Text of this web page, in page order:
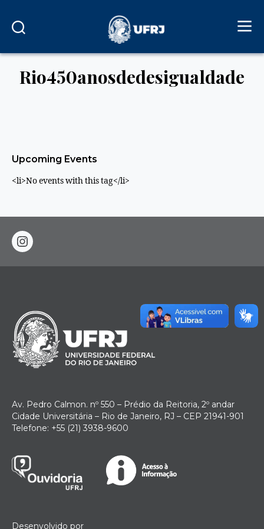
Rio450anosdedesigualdade
Upcoming Events
<li>No events with this tag</li>
instagram
Av. Pedro Calmon. nº 550 – Prédio da Reitoria, 2º andar
Cidade Universitária – Rio de Janeiro, RJ – CEP 21941-901
Telefone: +55 (21) 3938-9600
Desenvolvido por